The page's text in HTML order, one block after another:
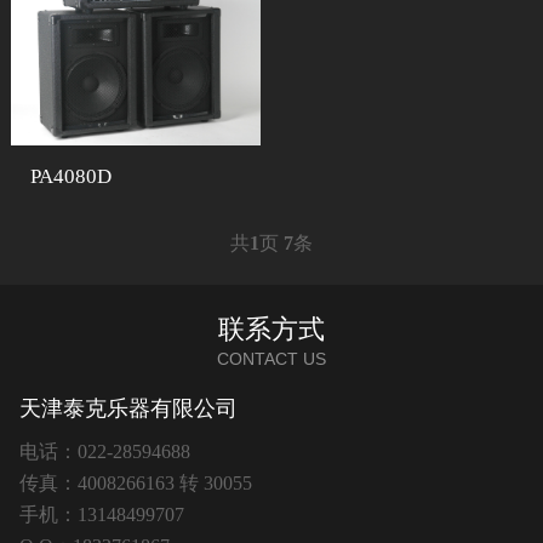
PA4080D
共1页 7条
联系方式
CONTACT US
天津泰克乐器有限公司
电话：022-28594688
传真：4008266163 转 30055
手机：13148499707